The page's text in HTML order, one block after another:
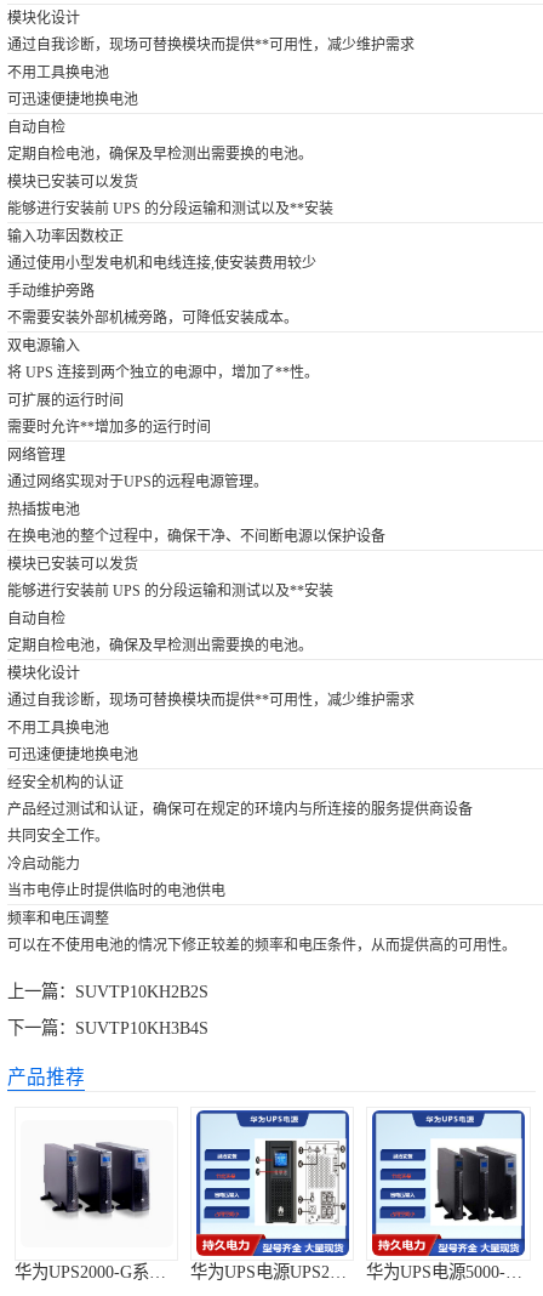
模块化设计
通过自我诊断，现场可替换模块而提供**可用性，减少维护需求
不用工具换电池
可迅速便捷地换电池
自动自检
定期自检电池，确保及早检测出需要换的电池。
模块已安装可以发货
能够进行安装前 UPS 的分段运输和测试以及**安装
输入功率因数校正
通过使用小型发电机和电线连接,使安装费用较少
手动维护旁路
不需要安装外部机械旁路，可降低安装成本。
双电源输入
将 UPS 连接到两个独立的电源中，增加了**性。
可扩展的运行时间
需要时允许**增加多的运行时间
网络管理
通过网络实现对于UPS的远程电源管理。
热插拔电池
在换电池的整个过程中，确保干净、不间断电源以保护设备
模块已安装可以发货
能够进行安装前 UPS 的分段运输和测试以及**安装
自动自检
定期自检电池，确保及早检测出需要换的电池。
模块化设计
通过自我诊断，现场可替换模块而提供**可用性，减少维护需求
不用工具换电池
可迅速便捷地换电池
经安全机构的认证
产品经过测试和认证，确保可在规定的环境内与所连接的服务提供商设备
共同安全工作。
冷启动能力
当市电停止时提供临时的电池供电
频率和电压调整
可以在不使用电池的情况下修正较差的频率和电压条件，从而提供高的可用性。
上一篇： SUVTP10KH2B2S
下一篇： SUVTP10KH3B4S
产品推荐